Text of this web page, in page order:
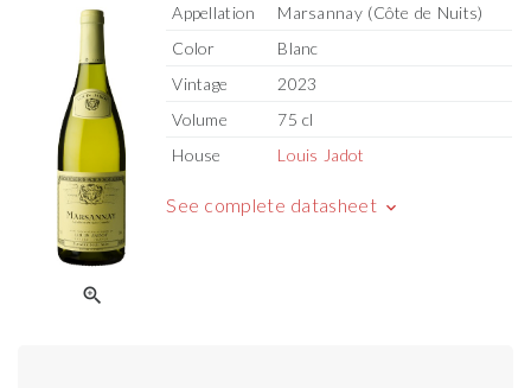
zoom_in
Appellation
Marsannay (Côte de Nuits)
Color
Blanc
Vintage
2023
Volume
75 cl
House
Louis Jadot
See complete datasheet keyboard_arrow_down